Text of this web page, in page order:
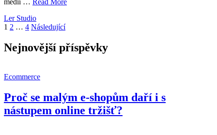
médií … Read More
Ler Studio
Stránkování
příspěvků
1 2 … 4 Následující
Nejnovější příspěvky
Ecommerce
Proč se malým e-shopům daří i s
nástupem online tržišť?